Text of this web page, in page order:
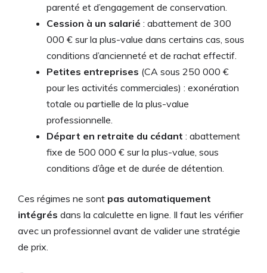
parenté et d’engagement de conservation.
Cession à un salarié : abattement de 300
000 € sur la plus-value dans certains cas, sous
conditions d’ancienneté et de rachat effectif.
Petites entreprises (CA sous 250 000 €
pour les activités commerciales) : exonération
totale ou partielle de la plus-value
professionnelle.
Départ en retraite du cédant : abattement
fixe de 500 000 € sur la plus-value, sous
conditions d’âge et de durée de détention.
Ces régimes ne sont pas automatiquement
intégrés dans la calculette en ligne. Il faut les vérifier
avec un professionnel avant de valider une stratégie
de prix.